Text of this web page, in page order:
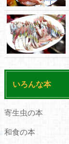
いろんな本
寄生虫の本
和食の本